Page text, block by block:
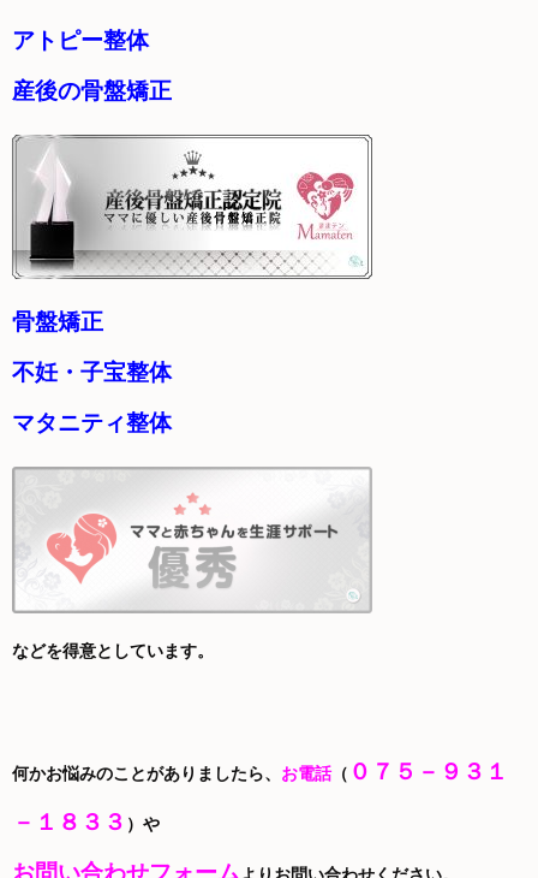
アトピー整体
産後の骨盤矯正
骨盤矯正
不妊・子宝整体
マタニティ整体
などを得意としています。
何かお悩みのことがありましたら、 お電話（ ０７５－９３１
－１８３３ ）や